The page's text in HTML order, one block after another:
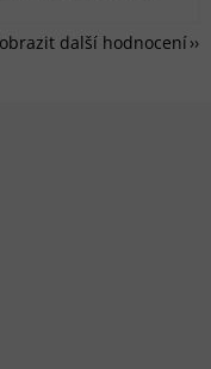
další hodnocení